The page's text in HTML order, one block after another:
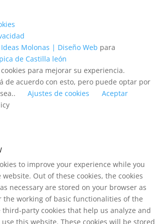
Ideas Molonas | Diseño Web para
de Castilla león
para mejorar su experiencia.
de acuerdo con esto, pero puede optar por
Ajustes de cookies
Aceptar
to improve your experience while you
Out of these cookies, the cookies
necessary are stored on your browser as
the working of basic functionalities of the
third-party cookies that help us analyze and
this website. These cookies will be stored